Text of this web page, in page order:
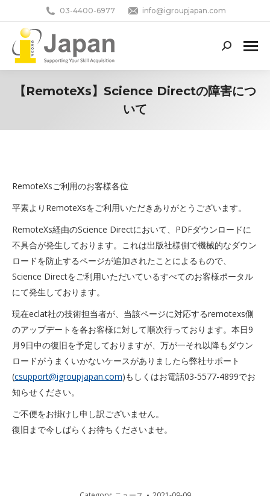
03-4400-6977 info@igroupjapan.com
Search:
【RemoteXs】Science Directの障害につ
いて
RemoteXsご利用のお客様各位
平素よりRemoteXsをご利用いただきありがとうございます。
RemoteXs経由のScience Directにおいて、PDFダウンロードに
不具合が発生しております。これは出版社様側で機械的なダウン
ロードを防止するページが追加されたことによるもので、
Science Directをご利用いただいているすべてのお客様ポータル
にて発生しております。
現在eclat社の技術担当者が、当該ページに対応するremotexs側
のアップデートを各お客様に対して順次行っております。本日9
月9日中の復旧を予定しておりますが、万が一それ以降もダウン
ロードがうまくいかないケースがありましたら弊社サポート
(csupport@igroupjapan.com)もしくはお電話03-5577-4899でお
知らせください。
ご不便をお掛けし申し訳ございません。
復旧まで今しばらくお待ちくださいませ。